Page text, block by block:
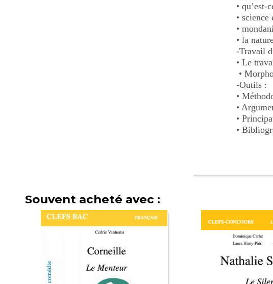
• qu’est-
•
•
• la
-Travail
• Le
•
-Outils :
•
•
•
•
Souvent acheté avec :